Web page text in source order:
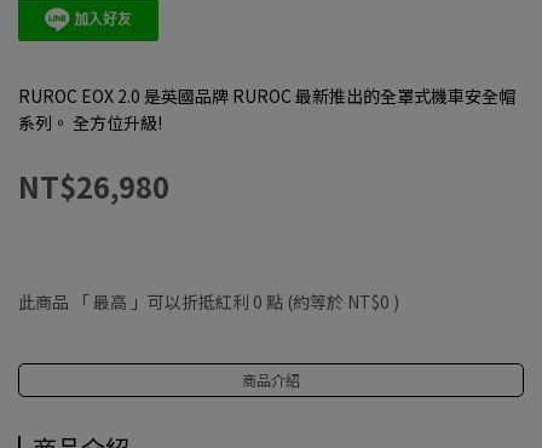
RUROC EOX 2.0 是英國品牌 RUROC 最新推出的全罩式機車安全帽
系列。 ​全方位升級!
NT$26,980
此商品 「 最高 」可以折抵紅利 0 點 (約等於 NT$0 )
商品介紹